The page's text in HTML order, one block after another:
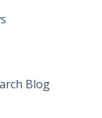
Blog